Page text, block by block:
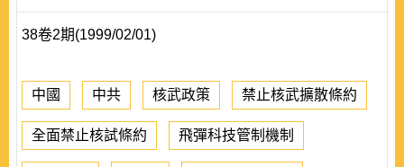
38卷2期(1999/02/01)
中國 中共 核武政策 禁止核武擴散條約
全面禁止核試條約 飛彈科技管制機制